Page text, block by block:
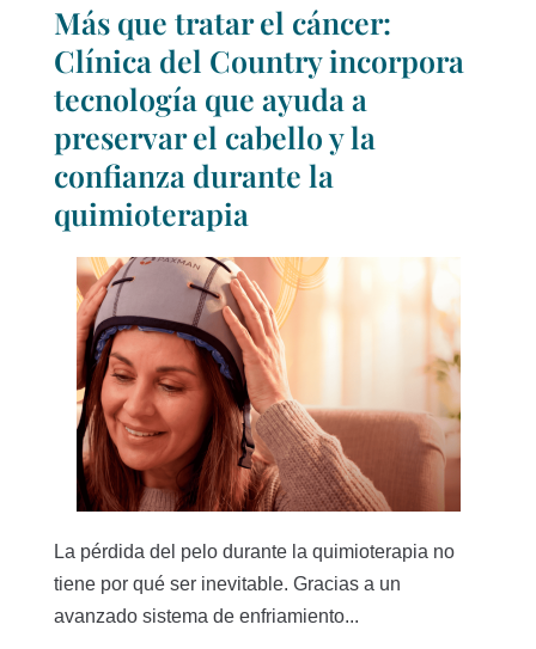
Más que tratar el cáncer:
Clínica del Country incorpora
tecnología que ayuda a
preservar el cabello y la
confianza durante la
quimioterapia
La pérdida del pelo durante la quimioterapia no
tiene por qué ser inevitable. Gracias a un
avanzado sistema de enfriamiento...